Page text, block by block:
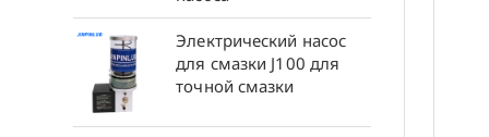
Электрический насос
для смазки J100 для
точной смазки